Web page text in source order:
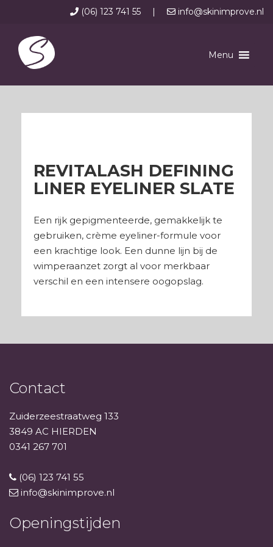
(06) 123 741 55 | info@skinimprove.nl
Menu
REVITALASH DEFINING
LINER EYELINER SLATE
Een rijk gepigmenteerde, gemakkelijk te
gebruiken, crème eyeliner-formule voor
een krachtige look. Een dunne lijn bij de
wimperaanzet zorgt al voor merkbaar
verschil en een intensere oogopslag.
Contact
Zuiderzeestraatweg 133
3849 AC HIERDEN
0341 267 701
(06) 123 741 55
info@skinimprove.nl
Openingstijden